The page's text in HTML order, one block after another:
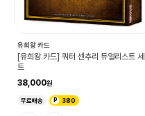
유희왕 카드
[유희왕 카드] 쿼터 센추리 듀얼리스트 세
트
38,000
무료배송 380